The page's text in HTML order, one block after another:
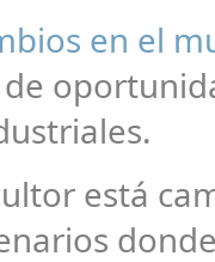
en el
está